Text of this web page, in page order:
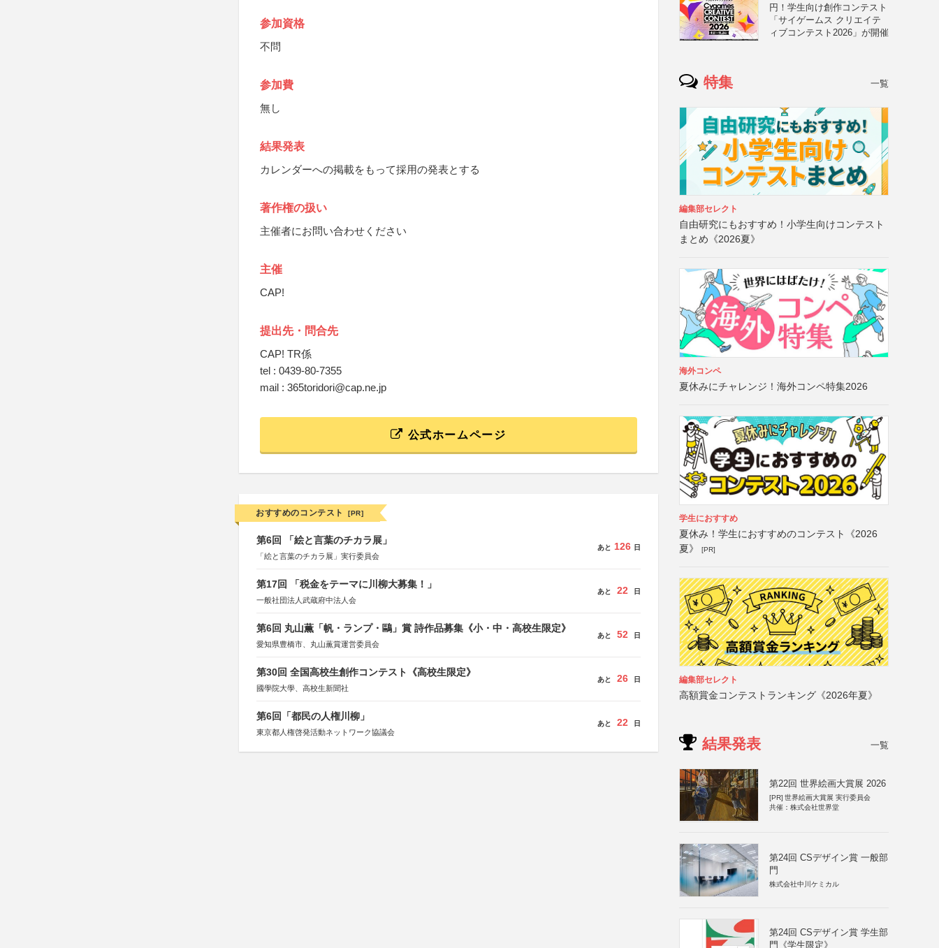
参加資格
不問
参加費
無し
結果発表
カレンダーへの掲載をもって採用の発表とする
著作権の扱い
主催者にお問い合わせください
主催
CAP!
提出先・問合先
CAP! TR係
tel : 0439-80-7355
mail : 365toridori@cap.ne.jp
公式ホームページ
おすすめのコンテスト [PR]
第6回 「絵と言葉のチカラ展」
「絵と言葉のチカラ展」実行委員会
あと 126 日
第17回 「税金をテーマに川柳大募集！」
一般社団法人武蔵府中法人会
あと 22 日
第6回 丸山薫「帆・ランプ・鷗」賞 詩作品募集《小・中・高校生限定》
愛知県豊橋市、丸山薫賞運営委員会
あと 52 日
第30回 全国高校生創作コンテスト《高校生限定》
國學院大學、高校生新聞社
あと 26 日
第6回「都民の人権川柳」
東京都人権啓発活動ネットワーク協議会
あと 22 日
円！学生向け創作コンテスト
「サイゲームス クリエイテ
ィブコンテスト2026」が開催
特集 一覧
編集部セレクト
自由研究にもおすすめ！小学生向けコンテスト
まとめ《2026夏》
海外コンペ
夏休みにチャレンジ！海外コンペ特集2026
学生におすすめ
夏休み！学生におすすめのコンテスト《2026
夏》
[PR]
編集部セレクト
高額賞金コンテストランキング《2026年夏》
結果発表 一覧
第22回 世界絵画大賞展 2026
[PR] 世界絵画大賞展 実行委員会
共催：株式会社世界堂
第24回 CSデザイン賞 一般部
門
株式会社中川ケミカル
第24回 CSデザイン賞 学生部
門《学生限定》